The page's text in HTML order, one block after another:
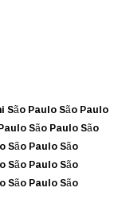
São PauloSão Paulo
São PauloSão
São PauloSão
São PauloSão
São PauloSão